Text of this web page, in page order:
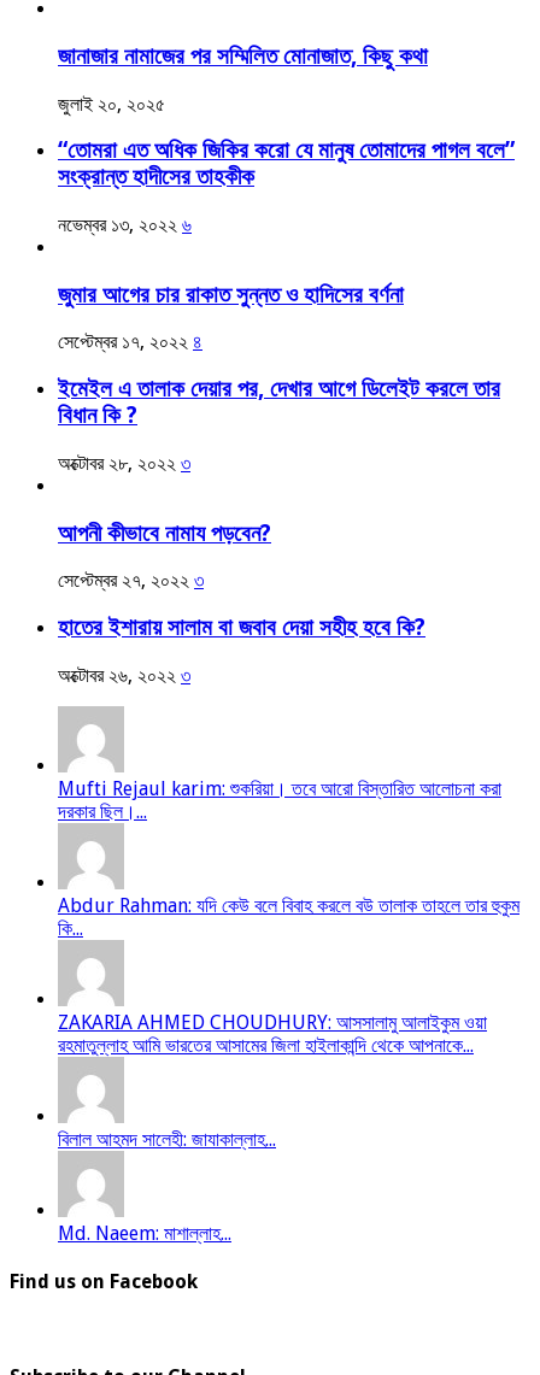
জানাজার নামাজের পর সম্মিলিত মোনাজাত, কিছু কথা
জুলাই ২০, ২০২৫
“তোমরা এত অধিক জিকির করো যে মানুষ তোমাদের পাগল বলে”
সংক্রান্ত হাদীসের তাহকীক
নভেম্বর ১৩, ২০২২ ৬
জুমার আগের চার রাকাত সুন্নত ও হাদিসের বর্ণনা
সেপ্টেম্বর ১৭, ২০২২ ৪
ইমেইল এ তালাক দেয়ার পর, দেখার আগে ডিলেইট করলে তার
বিধান কি ?
অক্টোবর ২৮, ২০২২ ৩
আপনী কীভাবে নামায পড়বেন?
সেপ্টেম্বর ২৭, ২০২২ ৩
হাতের ইশারায় সালাম বা জবাব দেয়া সহীহ হবে কি?
অক্টোবর ২৬, ২০২২ ৩
Mufti Rejaul karim: শুকরিয়া। তবে আরো বিস্তারিত আলোচনা করা
দরকার ছিল।...
Abdur Rahman: যদি কেউ বলে বিবাহ করলে বউ তালাক তাহলে তার হুকুম
কি...
ZAKARIA AHMED CHOUDHURY: আসসালামু আলাইকুম ওয়া
রহমাতুল্লাহ আমি ভারতের আসামের জিলা হাইলাকান্দি থেকে আপনাকে...
বিলাল আহমদ সালেহী: জাযাকাল্লাহ...
Md. Naeem: মাশাল্লাহ...
Find us on Facebook